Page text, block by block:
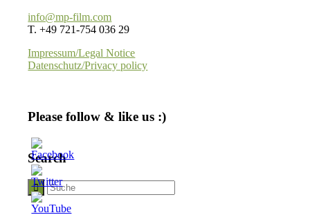
info@mp-film.com
T. +49 721-754 036 29
Impressum/Legal Notice
Datenschutz/Privacy policy
Please follow & like us :)
Search